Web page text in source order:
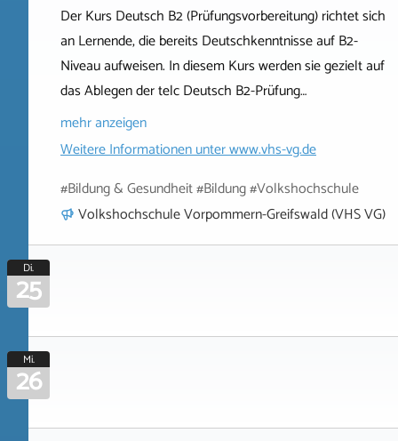
Der Kurs Deutsch B2 (Prüfungsvorbereitung) richtet sich
an Lernende, die bereits Deutschkenntnisse auf B2-
Niveau aufweisen. In diesem Kurs werden sie gezielt auf
das Ablegen der telc Deutsch B2-Prüfung…
mehr anzeigen
Weitere Informationen unterwww.vhs-vg.de
#Bildung & Gesundheit #Bildung #Volkshochschule
Volkshochschule Vorpommern-Greifswald (VHS VG)
Di.
25
Mi.
26